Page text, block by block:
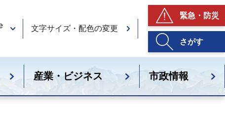
文字サイズ・配色の変更
緊急・防災
さがす
産業・ビジネス 市政情報